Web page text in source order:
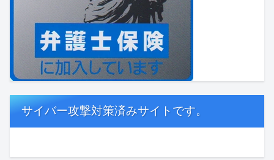
サイバー攻撃対策済みサイトです。